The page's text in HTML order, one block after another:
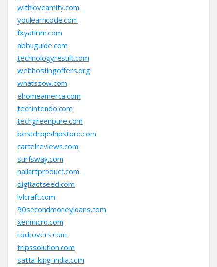
withloveamity.com
youlearncode.com
fxyatirim.com
abbuguide.com
technologyresult.com
webhostingoffers.org
whatszow.com
ehomeamerca.com
techintendo.com
techgreenpure.com
bestdropshipstore.com
cartelreviews.com
surfsway.com
nailartproduct.com
digitactseed.com
lvlcraft.com
90secondmoneyloans.com
xenmicro.com
rodrovers.com
tripssolution.com
satta-king-india.com